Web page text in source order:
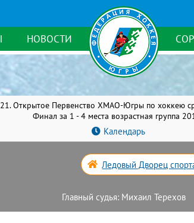
НОВОСТИ
Открытое Первенство ХМАО-Югры по хоккею
Финал за 1 - 4 места возрастная группа
Календарь
Ледовый Дворец
Главный судья: Михаил Терехов